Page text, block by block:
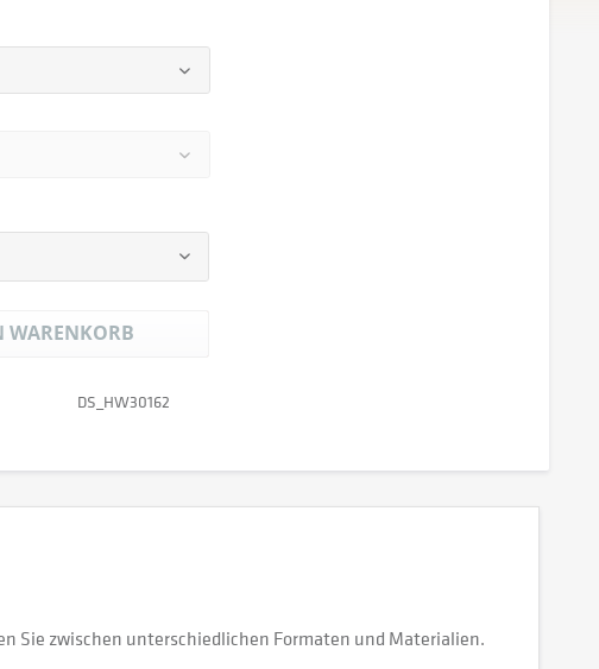
WARENKORB
DS_HW30162
Sie zwischen unterschiedlichen Formaten und Materialien.